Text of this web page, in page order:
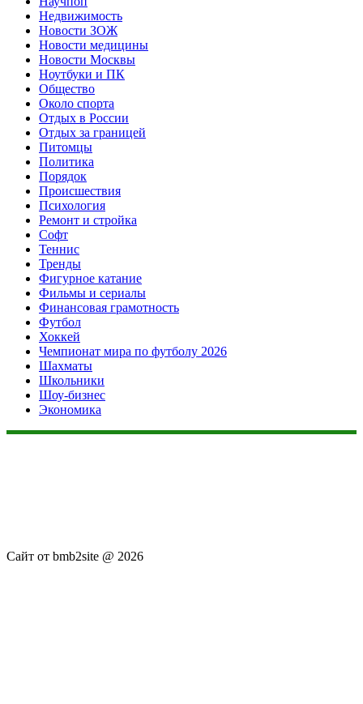
Недвижимость
Новости ЗОЖ
Новости медицины
Новости Москвы
Ноутбуки и ПК
Общество
Около спорта
Отдых в России
Отдых за границей
Питомцы
Политика
Порядок
Происшествия
Психология
Ремонт и стройка
Софт
Теннис
Тренды
Фигурное катание
Фильмы и сериалы
Финансовая грамотность
Футбол
Хоккей
Чемпионат мира по футболу 2026
Шахматы
Школьники
Шоу-бизнес
Экономика
Сайт от bmb2site @ 2026